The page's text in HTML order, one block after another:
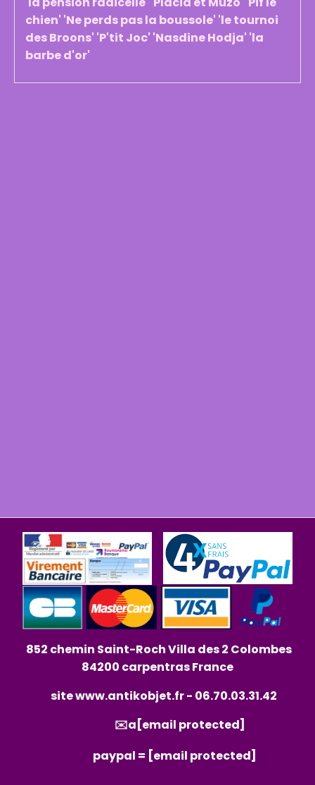
chien' 'Ne perds pas la boussole' 'le tournoi
des Broons' 'P'tit Joc' 'Nasdine Hodja' 'la
barbe d'or'
852 chemin Saint-Roch Villa des 2 Colombes
84200 carpentras France
sitewww.antikobjet.fr- 06.70.03.31.42
✉️a [email protected]
paypal = [email protected]